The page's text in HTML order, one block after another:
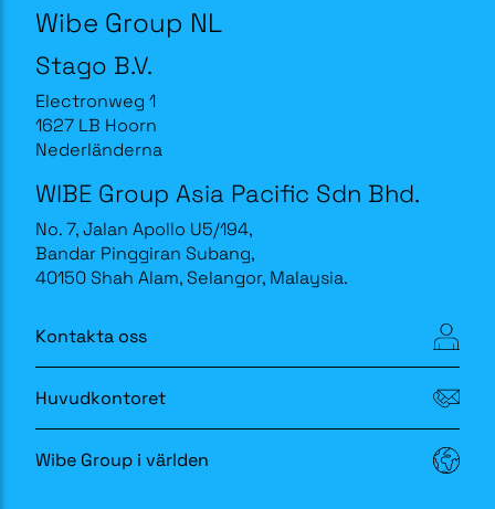
Wibe Group NL
Stago B.V.
Electronweg 1
1627 LB Hoorn
Nederländerna
WIBE Group Asia Pacific Sdn Bhd.
No. 7, Jalan Apollo U5/194,
Bandar Pinggiran Subang,
40150 Shah Alam, Selangor, Malaysia.
Kontakta oss
Huvudkontoret
Wibe Group i världen